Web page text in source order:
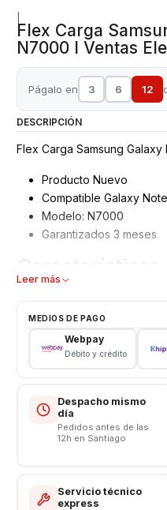
Flex Carga
N7000 I Ventas
Págalo en 3 6 12
DESCRIPCIÓN
Flex Carga Samsung Galaxy
Producto Nuevo
Compatible Galaxy Note
Modelo: N7000
Garantizados 3 meses
Características
Consulta por valores de
Leer más
MEDIOS DE PAGO
Webpay
Débito y crédito
Despacho mismo
día
Pedidos antes de las
12h en Santiago
Servicio técnico
express